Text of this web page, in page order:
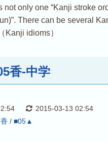
not only one “Kanji stroke
There can be several
Kanji idioms）
香-中学
02:54
2015-03-13 02:54
香 / ■05▲